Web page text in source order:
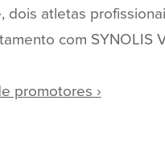
dois atletas
com SYNOLIS
promotores ›